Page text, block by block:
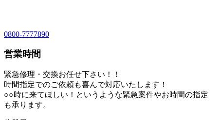
0800-7777890
営業時間
緊急修理・交換お任せ下さい！！
時間指定でのご依頼も喜んで対応いたします！
○○時に来てほしい！というような緊急案件やお時間の指定
も承ります。